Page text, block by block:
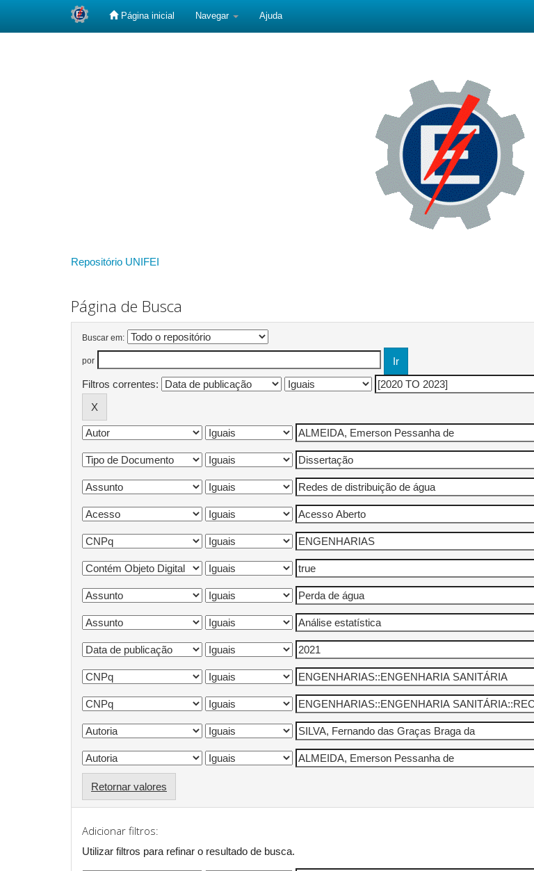
Página inicial Navegar Ajuda
Repositório UNIFEI
Página de Busca
Buscar em:
por
Filtros correntes:
Retornar valores
Adicionar filtros:
Utilizar filtros para refinar o resultado de busca.